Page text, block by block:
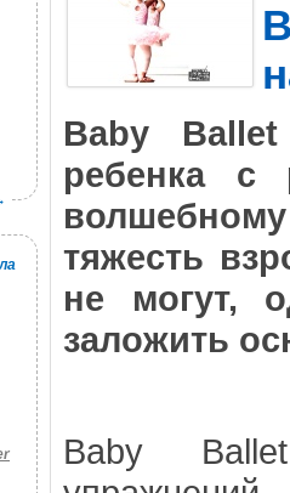
Baby
ребенка с
волшебному
тяжесть
не могут,
заложить
Baby